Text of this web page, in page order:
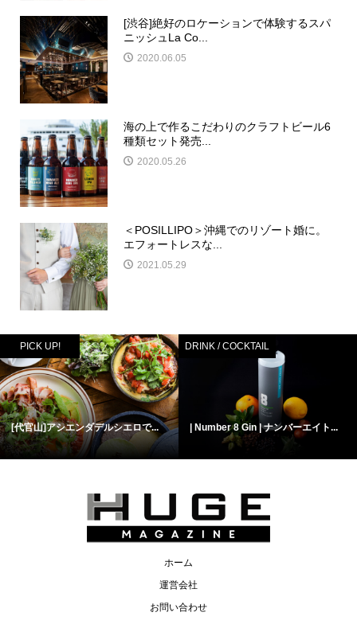
[渋谷]絶好のロケーションで体験するスパ
ニッシュLa Co...
2020.06.05
海の上で作るこだわりのクラフトビール6
種類セット発売...
2020.05.26
＜POSILLIPO＞沖縄でのリゾート婚に。
エフォートレスな...
2021.05.29
PICK UP!
[代官山]アシエンダデルシエロで...
DRINK / COCKTAIL
| Number 8 Gin | ナンバーエイト...
ホーム
運営会社
お問い合わせ